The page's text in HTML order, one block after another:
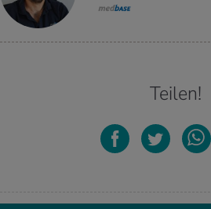
Teilen!